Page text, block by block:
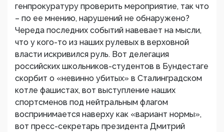
генпрокуратуру проверить мероприятие, так что
– по ее мнению, нарушений не обнаружено?
Череда последних событий навевает на мысли,
что у кого-то из наших рулевых в верховной
власти искривился руль. Вот делегация
российских школьников-студентов в Бундестаге
скорбит о «невинно убитых» в Сталинградском
котле фашистах, вот выступление наших
спортсменов под нейтральным флагом
воспринимается наверху как «вариант нормы»,
вот пресс-секретарь президента Дмитрий